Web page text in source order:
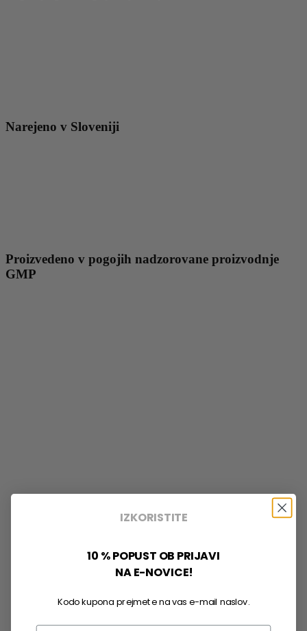
Narejeno v Sloveniji
Proizvedeno v pogojih nadzorovane proizvodnje
GMP
IZKORISTITE
10 % POPUST OB PRIJAVI
NA E-NOVICE!
Kodo kupona prejmete na vas e-mail naslov.